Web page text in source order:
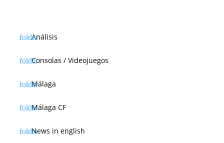
Análisis
Consolas / Videojuegos
Málaga
Málaga CF
News in english